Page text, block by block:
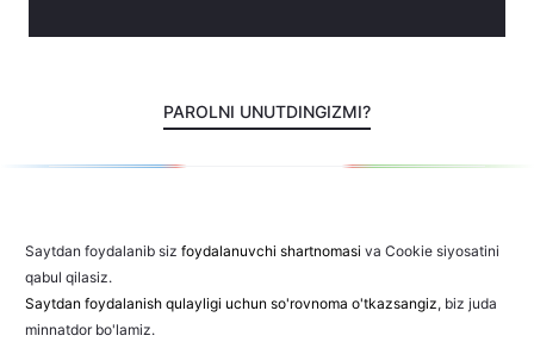
PAROLNI UNUTDINGIZMI?
Saytdan foydalanib siz foydalanuvchi shartnomasi va Cookie siyosatini
qabul qilasiz.
Saytdan foydalanish qulayligi uchun so'rovnoma o'tkazsangiz, biz juda
minnatdor bo'lamiz.